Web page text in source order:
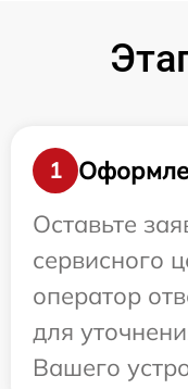
1
Оставьте
сервисного
оператор
для
Вашего